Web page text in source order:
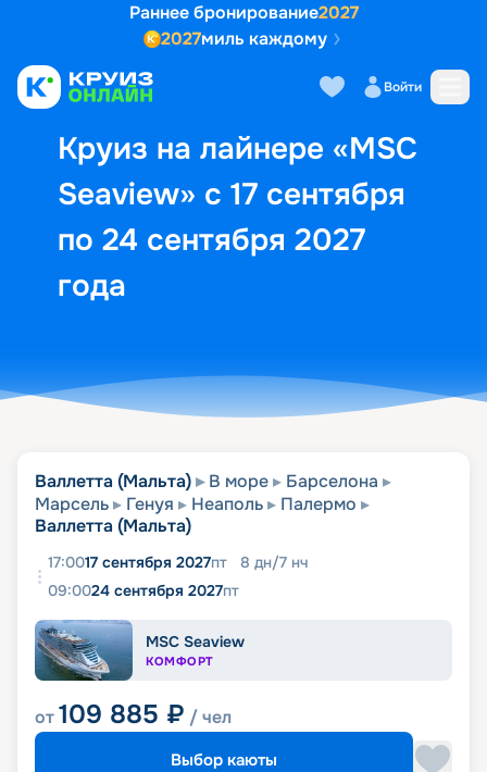
Раннее бронирование2027
2027миль каждому
Войти
Круиз на лайнере «MSC
Seaview» с 17 сентября
по 24 сентября 2027
года
Выбор кают Маршрут и
Валлетта (Мальта) В море
Барселона
Марсель
Генуя Неаполь
Палермо
Валлетта (Мальта)
17:0017 сентября 2027пт 8 дн/7 нч
09:0024 сентября 2027пт
MSC Seaview
КОМФОРТ
от109 885 ₽ / чел
Выбор каюты